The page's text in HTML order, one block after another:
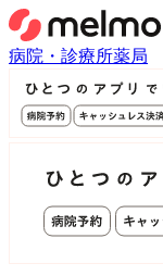
病院・診療所薬局